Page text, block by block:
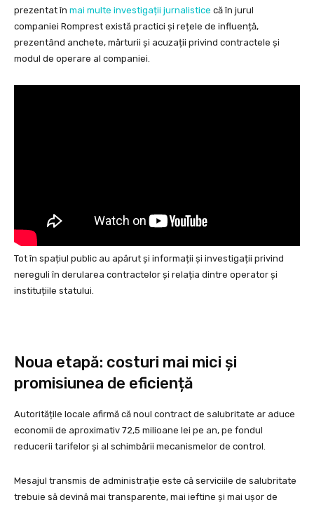
prezentat în mai multe investigații jurnalistice că în jurul
companiei Romprest există practici și rețele de influență,
prezentând anchete, mărturii și acuzații privind contractele și
modul de operare al companiei.
Tot în spațiul public au apărut și informații și investigații privind
nereguli în derularea contractelor și relația dintre operator și
instituțiile statului.
Noua etapă: costuri mai mici și
promisiunea de eficiență
Autoritățile locale afirmă că noul contract de salubritate ar aduce
economii de aproximativ 72,5 milioane lei pe an, pe fondul
reducerii tarifelor și al schimbării mecanismelor de control.
Mesajul transmis de administrație este că serviciile de salubritate
trebuie să devină mai transparente, mai ieftine și mai ușor de